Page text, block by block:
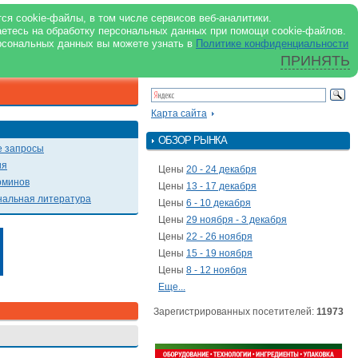
cookie-файлы, в том числе сервисов веб-аналитики.
на обработку персональных данных при помощи cookie-файлов.
данных вы можете узнать в Политике конфиденциальности
ПРИНЯТЬ
support@milkbranch.ru
О портале
Реклама в журнале
Реклама на портале
Архив номеров
запросы
литература
Карта сайта
ОБЗОР РЫНКА
Цены 20 - 24 декабря
Цены 13 - 17 декабря
Цены 6 - 10 декабря
Цены 29 ноября - 3 декабря
Цены 22 - 26 ноября
Цены 15 - 19 ноября
Цены 8 - 12 ноября
Еще...
Зарегистрированных посетителей: 11973